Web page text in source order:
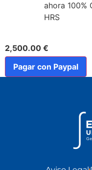
ahora 100%
HRS
2,500.00 €
Pagar con Paypal